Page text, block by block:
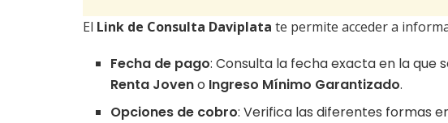
El Link de Consulta Daviplata te permite acceder a
Fecha de pago: Consulta la fecha exacta en la que
Renta Joveno Ingreso Mínimo Garantizado.
Opciones de cobro: Verifica las diferentes formas